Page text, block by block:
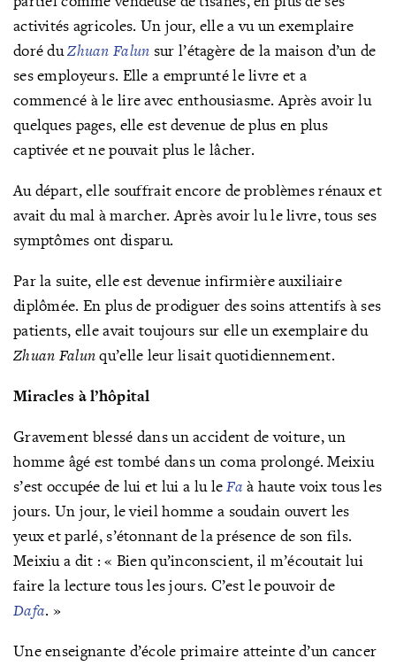
activités agricoles. Un jour, elle a vu un exemplaire
doré duZhuan Falun sur l’étagère de la maison d’un de
ses employeurs. Elle a emprunté le livre et a
commencé à le lire avec enthousiasme. Après avoir lu
quelques pages, elle est devenue de plus en plus
captivée et ne pouvait plus le lâcher.
Au départ, elle souffrait encore de problèmes rénaux et
avait du mal à marcher. Après avoir lu le livre, tous ses
symptômes ont disparu.
Par la suite, elle est devenue infirmière auxiliaire
diplômée. En plus de prodiguer des soins attentifs à ses
patients, elle avait toujours sur elle un exemplaire du
Zhuan Falunqu’elle leur lisait quotidiennement.
Miracles à l’hôpital
Gravement blessé dans un accident de voiture, un
homme âgé est tombé dans un coma prolongé. Meixiu
s’est occupée de lui et lui a lu leFa à haute voix tous les
jours. Un jour, le vieil homme a soudain ouvert les
yeux et parlé, s’étonnant de la présence de son fils.
Meixiu a dit : « Bien qu’inconscient, il m’écoutait lui
faire la lecture tous les jours. C’est le pouvoir de
Dafa. »
Une enseignante d’école primaire atteinte d’un cancer